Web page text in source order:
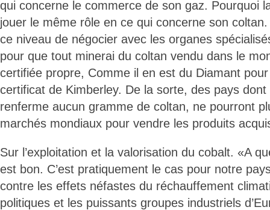
qui concerne le commerce de son gaz. Pourquoi
jouer le même rôle en ce qui concerne son
ce niveau de négocier avec les organes
pour que tout minerai du coltan vendu dans le
certifiée propre, Comme il en est du Diamant
certificat de Kimberley. De la sorte, des pays
renferme aucun gramme de coltan, ne pourront
marchés mondiaux pour vendre les produits
Sur l’exploitation et la valorisation du cobalt. «A
est bon. C’est pratiquement le cas pour notre
contre les effets néfastes du réchauffement
politiques et les puissants groupes industriels